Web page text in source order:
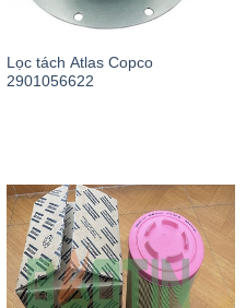
Lọc tách Atlas Copco
2901056622